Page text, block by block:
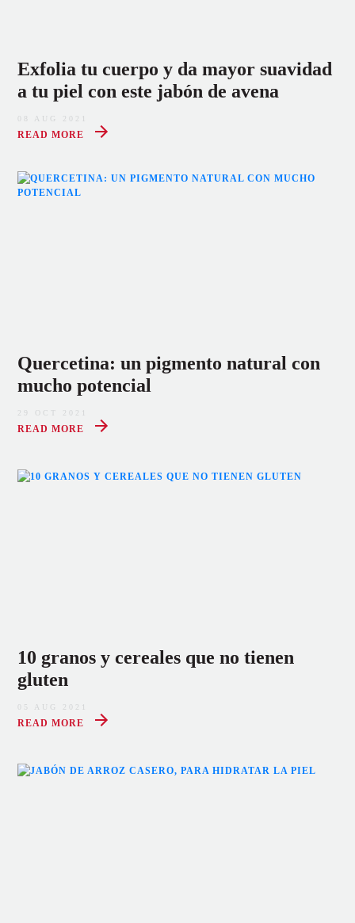
Exfolia tu cuerpo y da mayor suavidad
a tu piel con este jabón de avena
08 AUG 2021
READ MORE
Quercetina: un pigmento natural con
mucho potencial
29 OCT 2021
READ MORE
10 granos y cereales que no tienen
gluten
05 AUG 2021
READ MORE